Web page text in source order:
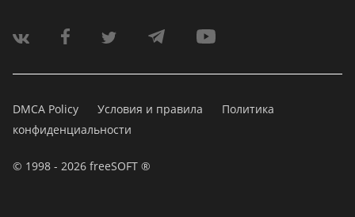
DMCA Policy Условия и правила
Политика
конфиденциальности
© 1998 - 2026 freeSOFT ®